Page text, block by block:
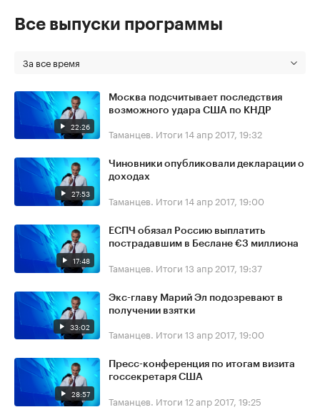
Все выпуски программы
За все время
22:26
Москва подсчитывает последствия
возможного удара США по КНДР
Таманцев. Итоги 14 апр 2017, 19:32
27:53
Чиновники опубликовали декларации о
доходах
Таманцев. Итоги 14 апр 2017, 19:00
17:48
ЕСПЧ обязал Россию выплатить
пострадавшим в Беслане €3 миллиона
Таманцев. Итоги 13 апр 2017, 19:37
33:02
Экс-главу Марий Эл подозревают в
получении взятки
Таманцев. Итоги 13 апр 2017, 19:00
28:57
Пресс-конференция по итогам визита
госсекретаря США
Таманцев. Итоги 12 апр 2017, 19:25